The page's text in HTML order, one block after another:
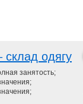
склад одягу
занятость;